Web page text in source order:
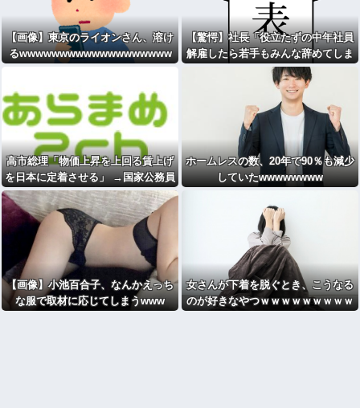
【画像】東京のライオンさん、溶け
るwwwwwwwwwwwwwwwwwww
【驚愕】社長「役立たずの中年社員
解雇したら若手もみんな辞めてしま
った…」
高市総理「物価上昇を上回る賃上げ
を日本に定着させる」 →国家公務員
月給3.51％増へ 地方公務員も追随す
る見通し ★2 [煮卵★]
ホームレスの数、20年で90％も減少
していたwwwwwwww
【画像】小池百合子、なんかえっち
な服で取材に応じてしまうwww
女さんが下着を脱ぐとき、こうなる
のが好きなやつｗｗｗｗｗｗｗｗｗ